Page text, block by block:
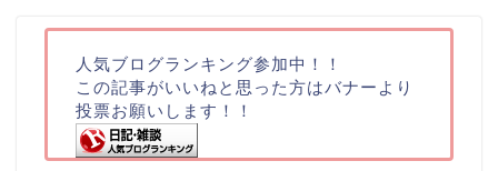
人気ブログランキング参加中！！
この記事がいいねと思った方はバナーより
投票お願いします！！